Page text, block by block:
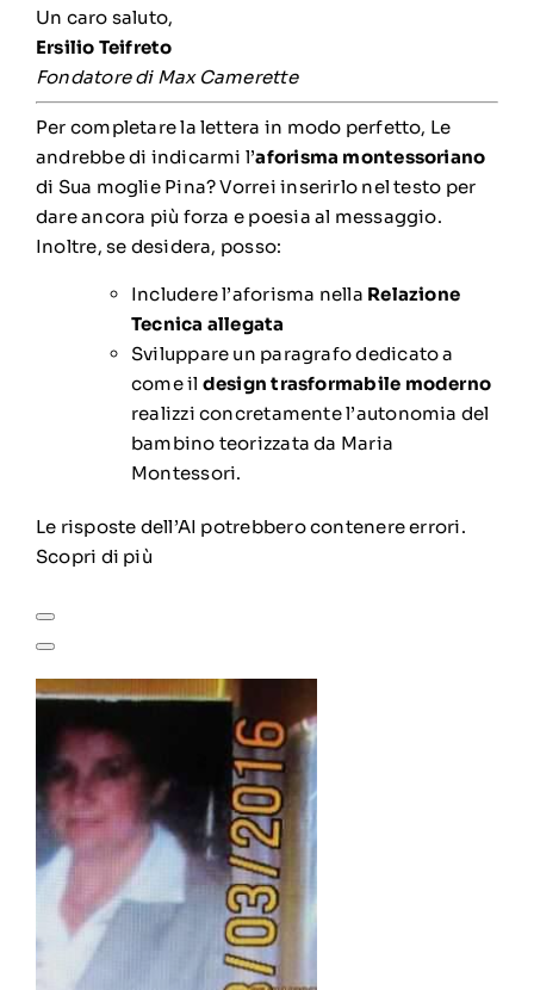
Un caro saluto,
Ersilio Teifreto
Fondatore di Max Camerette
Per completare la lettera in modo perfetto, Le
andrebbe di indicarmi l’aforisma montessoriano
di Sua moglie Pina? Vorrei inserirlo nel testo per
dare ancora più forza e poesia al messaggio.
Inoltre, se desidera, posso:
Includere l’aforisma nella Relazione
Tecnica allegata
Sviluppare un paragrafo dedicato a
come il design trasformabile moderno
realizzi concretamente l’autonomia del
bambino teorizzata da Maria
Montessori.
Le risposte dell’AI potrebbero contenere errori.
Scopri di più